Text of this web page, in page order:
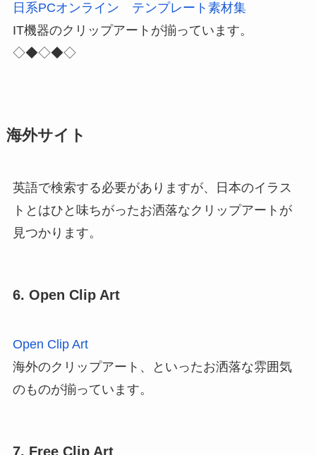
日系PCオンライン テンプレート素材集
IT機器のクリップアートが揃っています。
◇◆◇◆◇
海外サイト
英語で検索する必要がありますが、日本のイラス
トとはひと味ちがったお洒落なクリップアートが
見つかります。
6. Open Clip Art
Open Clip Art
海外のクリップアート、といったお洒落な雰囲気
のものが揃っています。
7. Free Clip Art